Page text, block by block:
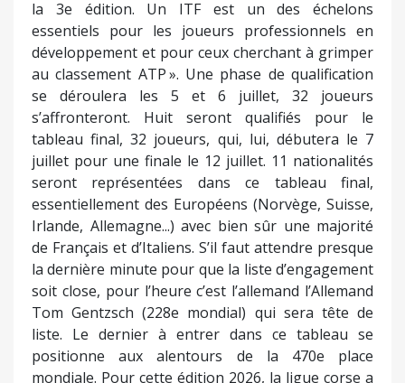
la 3e édition. Un ITF est un des échelons
essentiels pour les joueurs professionnels en
développement et pour ceux cherchant à grimper
au classement ATP ». Une phase de qualification
se déroulera les 5 et 6 juillet, 32 joueurs
s’affronteront. Huit seront qualifiés pour le
tableau final, 32 joueurs, qui, lui, débutera le 7
juillet pour une finale le 12 juillet. 11 nationalités
seront représentées dans ce tableau final,
essentiellement des Européens (Norvège, Suisse,
Irlande, Allemagne...) avec bien sûr une majorité
de Français et d’Italiens. S’il faut attendre presque
la dernière minute pour que la liste d’engagement
soit close, pour l’heure c’est l’allemand l’Allemand
Tom Gentzsch (228e mondial) qui sera tête de
liste. Le dernier à entrer dans ce tableau se
positionne aux alentours de la 470e place
mondiale. Pour cette édition 2026, la ligue corse a